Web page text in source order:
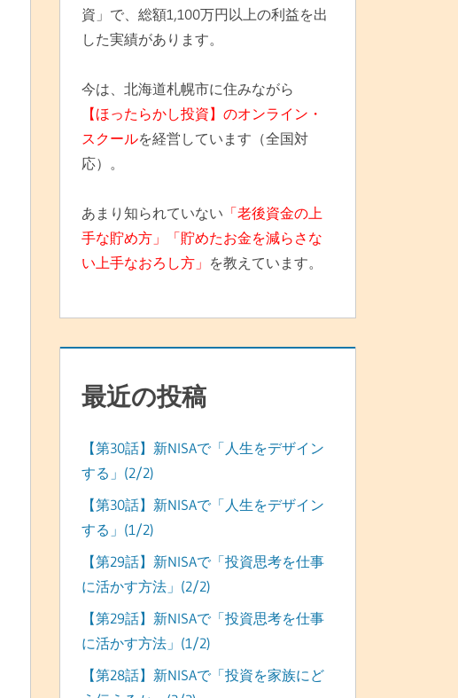
資」で、総額1,100万円以上の利益を出
した実績があります。
今は、北海道札幌市に住みながら
【ほったらかし投資】のオンライン・
スクールを経営しています（全国対
応）。
あまり知られていない 「老後資金の上
手な貯め方」「貯めたお金を減らさな
い上手なおろし方」 を教えています。
最近の投稿
【第30話】新NISAで「人生をデザイン
する」(2/2)
【第30話】新NISAで「人生をデザイン
する」(1/2)
【第29話】新NISAで「投資思考を仕事
に活かす方法」(2/2)
【第29話】新NISAで「投資思考を仕事
に活かす方法」(1/2)
【第28話】新NISAで「投資を家族にど